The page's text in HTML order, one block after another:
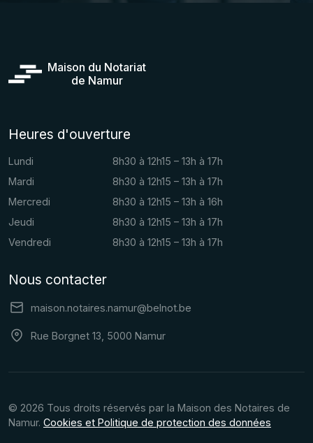
Maison du Notariat
de Namur
Heures d'ouverture
Lundi
8h30 à 12h15 – 13h à 17h
Mardi
8h30 à 12h15 – 13h à 17h
Mercredi
8h30 à 12h15 – 13h à 16h
Jeudi
8h30 à 12h15 – 13h à 17h
Vendredi
8h30 à 12h15 – 13h à 17h
Nous contacter
maison.notaires.namur@belnot.be
Rue Borgnet 13, 5000 Namur
© 2026 Tous droits réservés par la Maison des Notaires de
Namur. Cookies et Politique de protection des données